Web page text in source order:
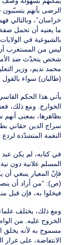
الرضى بأنهم يتسبّبون
خراسان”، وبالتالي
ما يعنيه أن تحمل
بالشيوعية في
ليس من المستغرب أن
شخص يتحدّث ضد
محمد نديم، وزير
(طالبان) سواء بالقول
يأتي هذا الحكم
الخوارج. ومع ذلك،
بظاهرها، بمعنى
سراج الدين حقاني
النغمة المتشدّدة لردع
في كتابه، لم يكن
المسلم علانية دون
فإنّ المعيار ينبغي
(ص): “من أراد أن
فيخلوا به، فإن قبل
ومع ذلك، يختلف
الخروج عليه. من
مسموح به لأنه يخلق
الانتفاضة، على غرار